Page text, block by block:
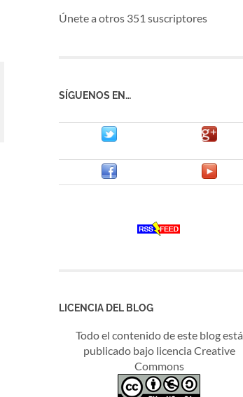
Únete a otros 351 suscriptores
SÍGUENOS EN…
LICENCIA DEL BLOG
Todo el contenido de este blog está
publicado bajo licencia Creative
Commons